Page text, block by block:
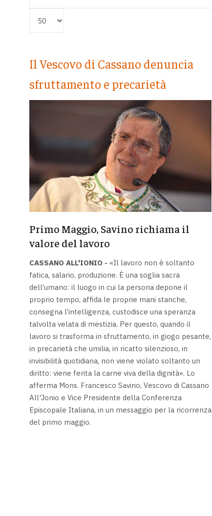
Il Vescovo di Cassano denuncia
sfruttamento e precarietà
Primo Maggio, Savino richiama il
valore del lavoro
CASSANO ALL'IONIO - «Il lavoro non è soltanto
fatica, salario, produzione. È una soglia sacra
dell’umano: il luogo in cui la persona depone il
proprio tempo, affida le proprie mani stanche,
consegna l’intelligenza, custodisce una speranza
talvolta velata di mestizia. Per questo, quando il
lavoro si trasforma in sfruttamento, in giogo pesante,
in precarietà che umilia, in ricatto silenzioso, in
invisibilità quotidiana, non viene violato soltanto un
diritto: viene ferita la carne viva della dignità». Lo
afferma Mons. Francesco Savino, Vescovo di Cassano
All'Jonio e Vice Presidente della Conferenza
Episcopale Italiana, in un messaggio per la ricorrenza
del primo maggio.